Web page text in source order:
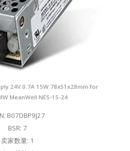
24V 0.7A 15W 78x51x28mm for
MeanWell NES-15-24
B07DBP9J27
BSR: 7
卖家数量: 1